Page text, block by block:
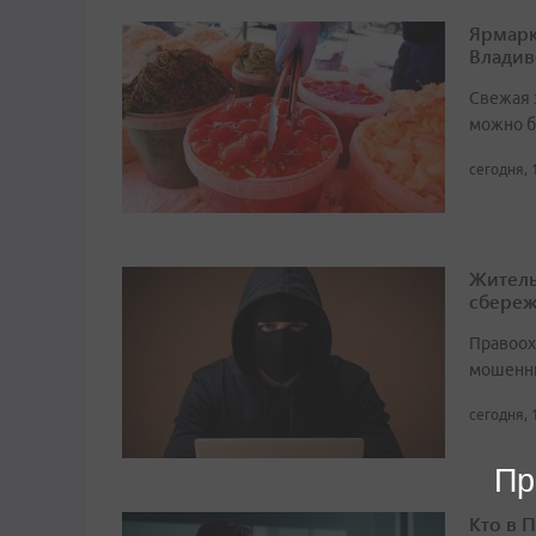
Свежая
можно
сегодня,
сегодня,
Кто в